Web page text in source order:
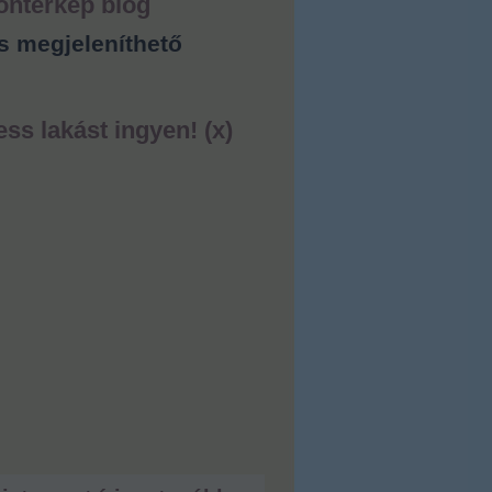
megjeleníthető
lakást ingyen! (x)